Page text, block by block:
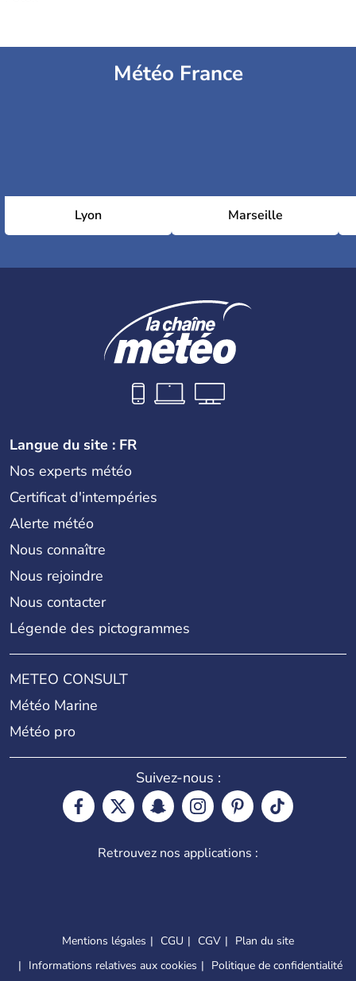
Météo France
Lyon Marseille
Langue du site : FR
Nos experts météo
Certificat d'intempéries
Alerte météo
Nous connaître
Nous rejoindre
Nous contacter
Légende des pictogrammes
METEO CONSULT
Météo Marine
Météo pro
Suivez-nous :
Retrouvez nos applications :
Mentions légales CGU CGV
Plan du site
Informations relatives aux cookies
Politique de confidentialité